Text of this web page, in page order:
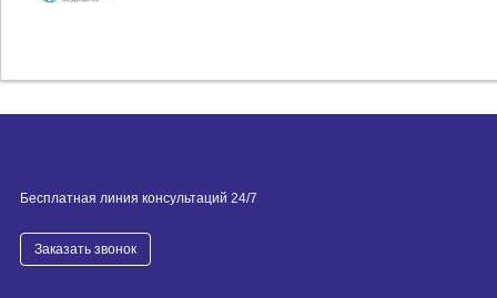
Бесплатная линия консультаций 24/7
Заказать звонок